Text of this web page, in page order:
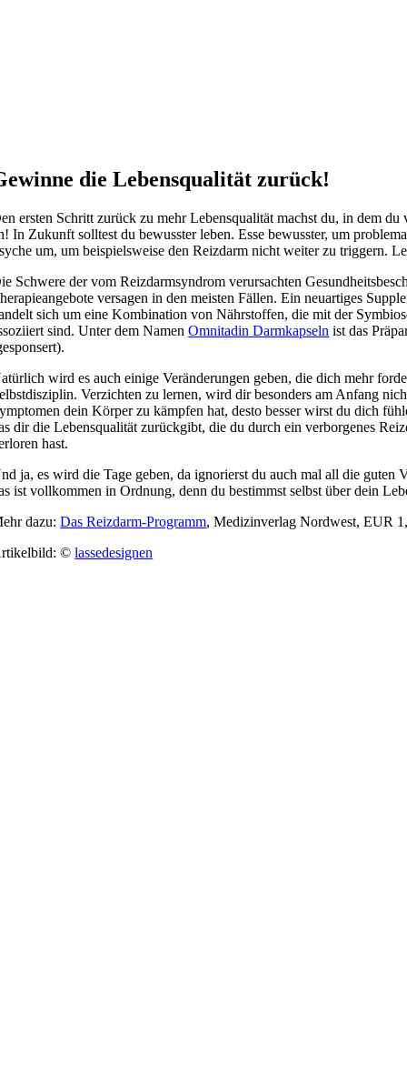
die Lebensqualität zurück!
ersten Schritt zurück zu mehr Lebensqualität machst du, in dem
In Zukunft solltest du bewusster leben. Esse bewusster, um
um, um beispielsweise den Reizdarm nicht weiter zu triggern.
Schwere der vom Reizdarmsyndrom verursachten
versagen in den meisten Fällen. Ein neuartiges
sich um eine Kombination von Nährstoffen, die mit der
sind. Unter dem NamenOmnitadin Darmkapseln ist das
wird es auch einige Veränderungen geben, die dich mehr
Verzichten zu lernen, wird dir besonders am Anfang
dein Körper zu kämpfen hat, desto besser wirst du dich
dir die Lebensqualität zurückgibt, die du durch ein verborgenes
hast.
ja, es wird die Tage geben, da ignorierst du auch mal all die
ist vollkommen in Ordnung, denn du bestimmst selbst über dein
dazu:Das Reizdarm-Programm, Medizinverlag Nordwest, EUR
©lassedesignen